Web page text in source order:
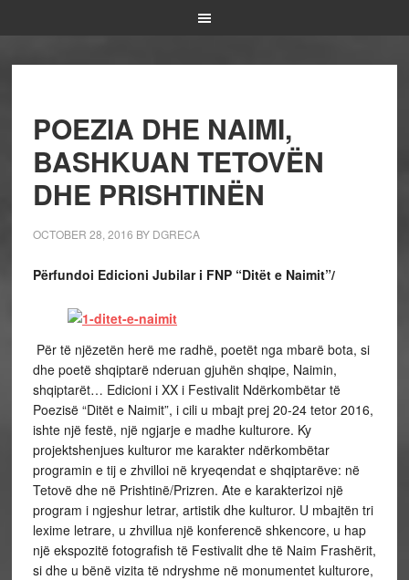
POEZIA DHE NAIMI,
BASHKUAN TETOVËN
DHE PRISHTINËN
OCTOBER 28, 2016 BY DGRECA
Përfundoi Edicioni Jubilar i FNP “Ditët e Naimit”/
Për të njëzetën herë me radhë, poetët nga mbarë bota, si
dhe poetë shqiptarë nderuan gjuhën shqipe, Naimin,
shqiptarët… Edicioni i XX i Festivalit Ndërkombëtar të
Poezisë “Ditët e Naimit”, i cili u mbajt prej 20-24 tetor 2016,
ishte një festë, një ngjarje e madhe kulturore. Ky
projektshenjues kulturor me karakter ndërkombëtar
programin e tij e zhvilloi në kryeqendat e shqiptarëve: në
Tetovë dhe në Prishtinë/Prizren. Ate e karakterizoi një
program i ngjeshur letrar, artistik dhe kulturor. U mbajtën tri
lexime letrare, u zhvillua një konferencë shkencore, u hap
një ekspozitë fotografish të Festivalit dhe të Naim Frashërit,
si dhe u bënë vizita të ndryshme në monumentet kulturore,